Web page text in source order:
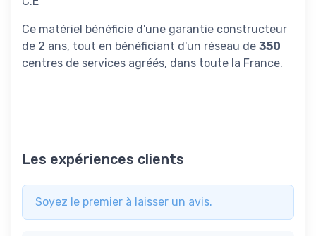
Ce matériel bénéficie d'une garantie constructeur
de 2 ans, tout en bénéficiant d'un réseau de 350
centres de services agréés, dans toute la France.
Les expériences clients
Soyez le premier à laisser un avis.